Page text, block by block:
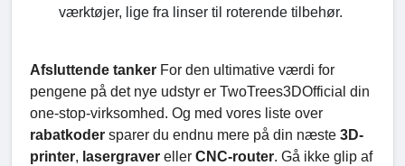
værktøjer, lige fra linser til roterende tilbehør.
Afsluttende tanker For den ultimative værdi for
pengene på det nye udstyr er TwoTrees3DOfficial din
one-stop-virksomhed. Og med vores liste over
rabatkoder sparer du endnu mere på din næste 3D-
printer, lasergraver eller CNC-router. Gå ikke glip af